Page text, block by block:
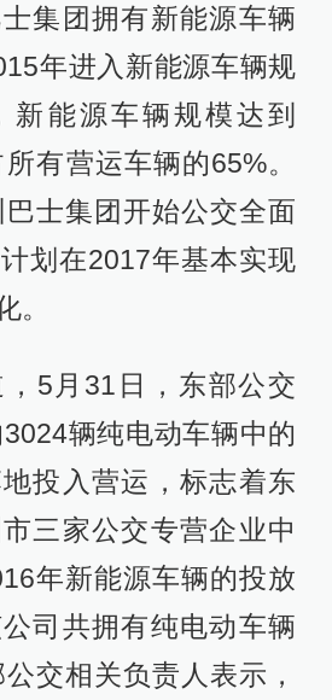
集团拥有新能源车辆
年进入新能源车辆规
新能源车辆规模达到
有营运车辆的65%。
士集团开始公交全面
划在2017年基本实现
。
5月31日，东部公交
辆纯电动车辆中的
投入营运，标志着东
三家公交专营企业中
年新能源车辆的投放
司共拥有纯电动车辆
交相关负责人表示，